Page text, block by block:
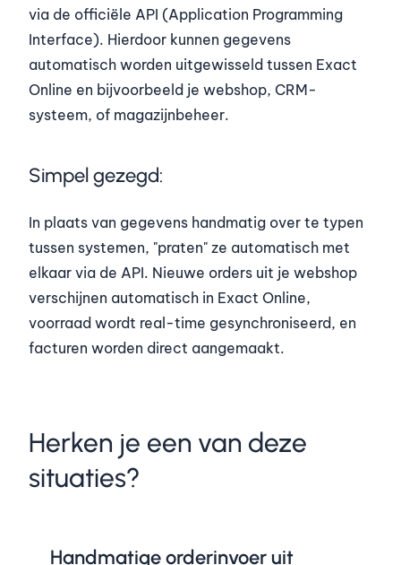
via de officiële API (Application Programming
Interface). Hierdoor kunnen gegevens
automatisch worden uitgewisseld tussen Exact
Online en bijvoorbeeld je webshop, CRM-
systeem, of magazijnbeheer.
Simpel gezegd:
In plaats van gegevens handmatig over te typen
tussen systemen, "praten" ze automatisch met
elkaar via de API. Nieuwe orders uit je webshop
verschijnen automatisch in Exact Online,
voorraad wordt real-time gesynchroniseerd, en
facturen worden direct aangemaakt.
Herken je een van deze
situaties?
Handmatige orderinvoer uit